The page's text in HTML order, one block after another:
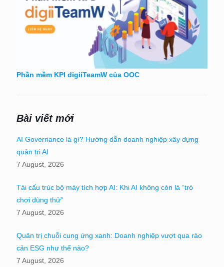
Phần mềm KPI digiiTeamW của OOC
Bài viết mới
AI Governance là gì? Hướng dẫn doanh nghiệp xây dựng
quản trị AI
7 August, 2026
Tái cấu trúc bộ máy tích hợp AI: Khi AI không còn là “trò
chơi dùng thử”
7 August, 2026
Quản trị chuỗi cung ứng xanh: Doanh nghiệp vượt qua rào
cản ESG như thế nào?
7 August, 2026